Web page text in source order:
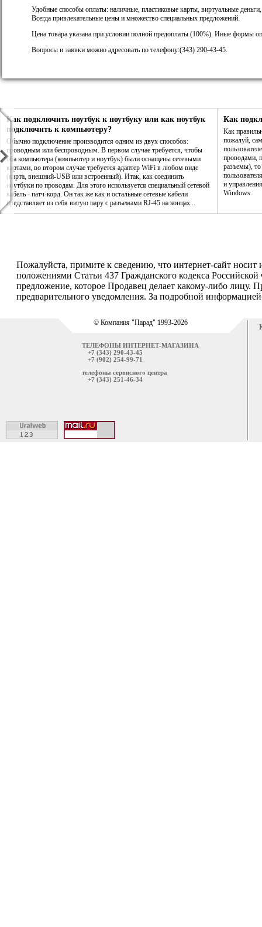
Удобные способы оплаты: наличные, пластиковые карты, виртуальные
Всегда привлекательные цены и множество специальных предложений.
Цена товара указана при условии полной предоплаты (100%). Иные формы
Вопросы и заявки можно адресовать по телефону:(343) 290-43-45.
Как подключить ноутбук к ноутбуку или как ноутбук
подключить к компьютеру?
Обычно подключение производится одним из двух способов:
проводным или беспроводным. В первом случае требуется, чтобы
оба компьютера (компьютер и ноутбук) были оснащены сетевыми
картами, во втором случае требуется адаптер WiFi в любом виде
(карта, внешний-USB или встроенный). Итак, как соединить
ноутбуки по проводам. Для этого используется специальный сетевой
кабель - патч-корд. Он так же как и остальные сетевые кабели
представляет из себя витую пару с разъемами RJ-45 на концах...
Как
Как
пожалуй,
проводами,
разъемы), то
и
Windows.
Пожалуйста, примите к сведению, что интернет-сайт
положениями Статьи 437 Гражданского кодекса
предложение, которое Продавец делает какому-либо лицу.
предварительного уведомления. За подробной
© Компания "Парад" 1993-2026
ТЕЛЕФОНЫ ИНТЕРНЕТ-МАГАЗИНА
+7 (343) 290-43-45
+7 (902) 254-99-71
телефоны сервисного центра
+7 (343) 251-46-34